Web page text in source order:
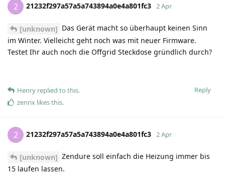
2 21232f297a57a5a743894a0e4a801fc3 2 Apr
[unknown] Das Gerät macht so überhaupt keinen Sinn
im Winter. Vielleicht geht noch was mit neuer Firmware.
Testet Ihr auch noch die Offgrid Steckdose gründlich durch?
Reply
Henry replied to this.
zenrix likes this.
2 21232f297a57a5a743894a0e4a801fc3 2 Apr
[unknown] Zendure soll einfach die Heizung immer bis
15 laufen lassen.